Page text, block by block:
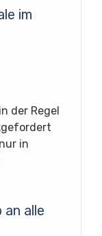
im
der Regel
in
an alle